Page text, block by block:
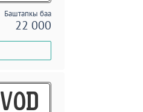
Баштапкы баа
22 000
VOD